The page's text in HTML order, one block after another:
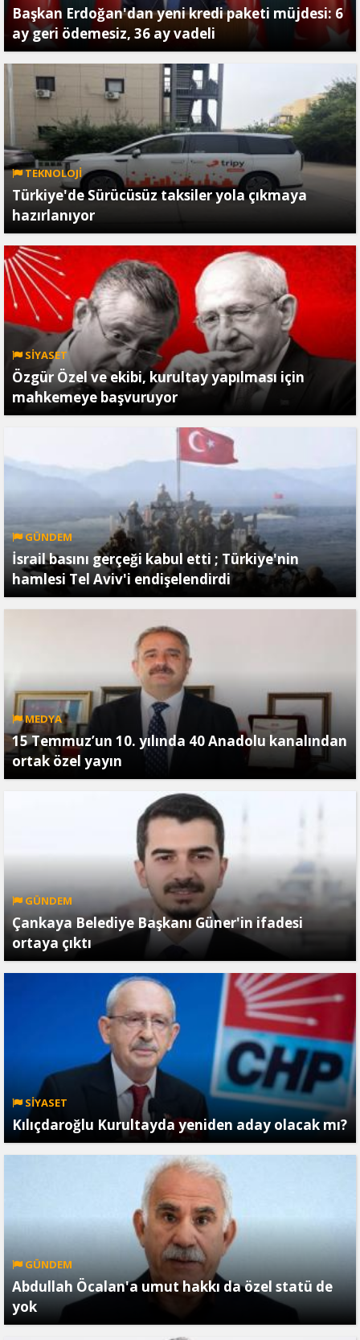
Başkan Erdoğan'dan yeni kredi paketi müjdesi: 6
ay geri ödemesiz, 36 ay vadeli
TEKNOLOJİ
Türkiye'de Sürücüsüz taksiler yola çıkmaya
hazırlanıyor
SİYASET
Özgür Özel ve ekibi, kurultay yapılması için
mahkemeye başvuruyor
GÜNDEM
İsrail basını gerçeği kabul etti ; Türkiye'nin
hamlesi Tel Aviv'i endişelendirdi
MEDYA
15 Temmuz’un 10. yılında 40 Anadolu kanalından
ortak özel yayın
GÜNDEM
Çankaya Belediye Başkanı Güner'in ifadesi
ortaya çıktı
SİYASET
Kılıçdaroğlu Kurultayda yeniden aday olacak mı?
GÜNDEM
Abdullah Öcalan'a umut hakkı da özel statü de
yok